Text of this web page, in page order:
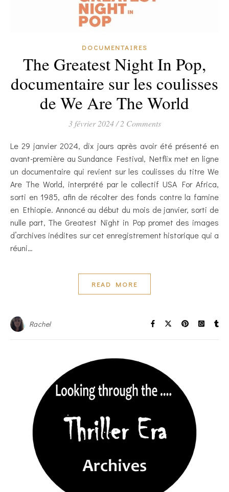
DOCUMENTAIRES
The Greatest Night In Pop,
documentaire sur les coulisses
de We Are The World
3 février 2024 / 2 Comments
Le 29 janvier 2024, dix jours après avoir été présenté en
avant-première au Sundance Festival, Netflix met en ligne
un documentaire qui revient sur les coulisses du titre We
Are The World, interprété par le collectif USA For Africa,
sorti en 1985, afin de récolter des fonds contre la famine
en Ethiopie. Annoncé au début du mois de janvier, sorti de
nulle part, The Greatest Night in Pop promet des images
d’archives inédites sur cet enregistrement historique qui a
réuni…
READ MORE
Rachel